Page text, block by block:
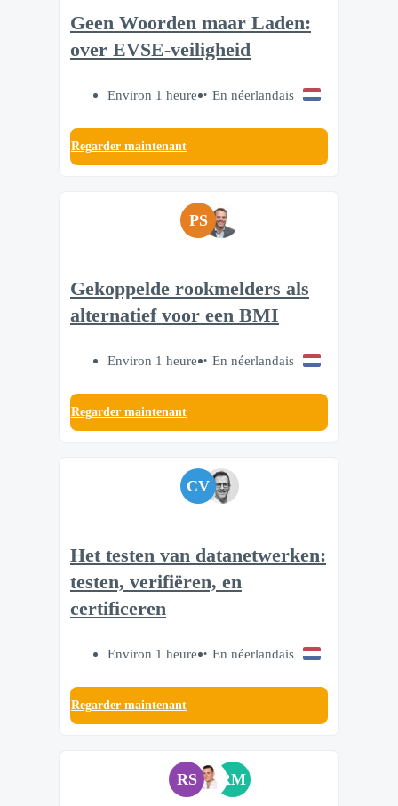
Geen Woorden maar Laden:
over EVSE-veiligheid
Environ 1 heure En néerlandais
Regarder maintenant
PS
Gekoppelde rookmelders als
alternatief voor een BMI
Environ 1 heure En néerlandais
Regarder maintenant
CV
Het testen van datanetwerken:
testen, verifiëren, en
certificeren
Environ 1 heure En néerlandais
Regarder maintenant
RS RM